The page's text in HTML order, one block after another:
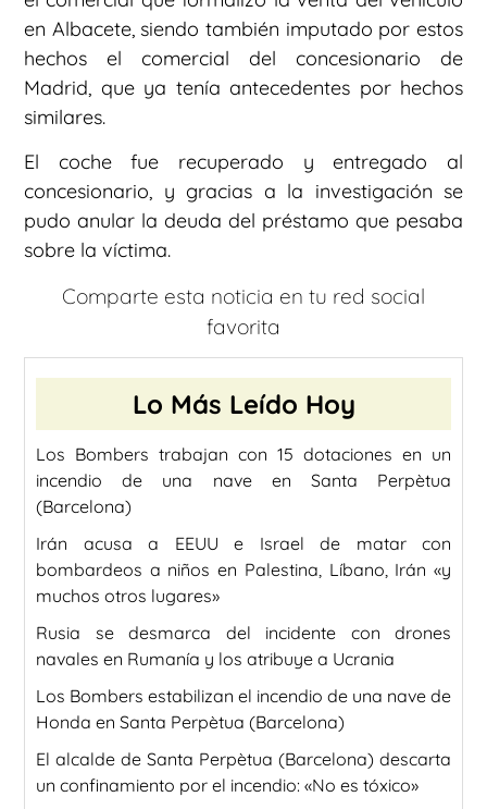
en Albacete, siendo también imputado por estos
hechos el comercial del concesionario de
Madrid, que ya tenía antecedentes por hechos
similares.
El coche fue recuperado y entregado al
concesionario, y gracias a la investigación se
pudo anular la deuda del préstamo que pesaba
sobre la víctima.
Comparte esta noticia en tu red social
favorita
Lo Más Leído Hoy
Los Bombers trabajan con 15 dotaciones en un
incendio de una nave en Santa Perpètua
(Barcelona)
Irán acusa a EEUU e Israel de matar con
bombardeos a niños en Palestina, Líbano, Irán «y
muchos otros lugares»
Rusia se desmarca del incidente con drones
navales en Rumanía y los atribuye a Ucrania
Los Bombers estabilizan el incendio de una nave de
Honda en Santa Perpètua (Barcelona)
El alcalde de Santa Perpètua (Barcelona) descarta
un confinamiento por el incendio: «No es tóxico»